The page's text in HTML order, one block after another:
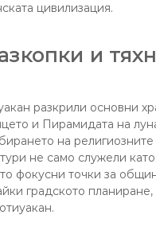
цивилизация.
и
разкрили основни
и Пирамидата на
на
не само служели
фокусни точки за
градското планиране,